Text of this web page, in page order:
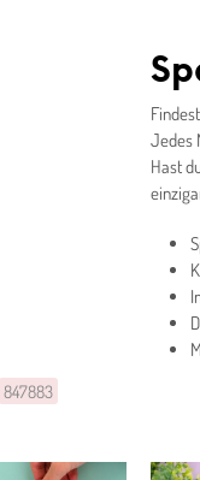
Jedes
Hast
847883